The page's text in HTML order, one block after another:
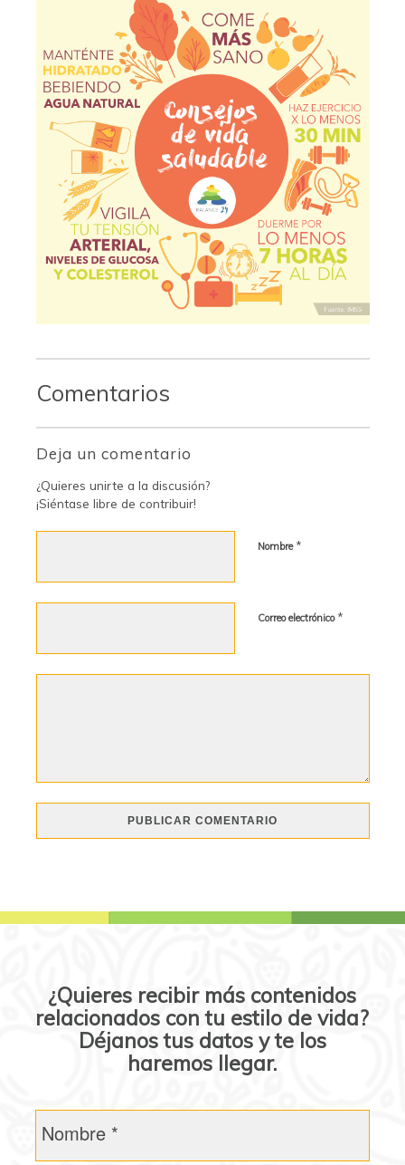
Comentarios
Deja un comentario
¿Quieres unirte a la discusión?
¡Siéntase libre de contribuir!
Nombre *
Correo electrónico *
¿Quieres recibir más contenidos
relacionados con tu estilo de vida?
Déjanos tus datos y te los
haremos llegar.